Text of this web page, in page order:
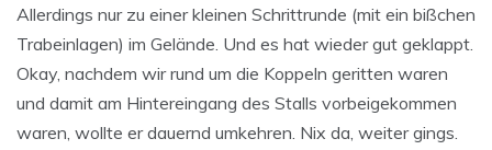
Allerdings nur zu einer kleinen Schrittrunde (mit ein bißchen
Trabeinlagen) im Gelände. Und es hat wieder gut geklappt.
Okay, nachdem wir rund um die Koppeln geritten waren
und damit am Hintereingang des Stalls vorbeigekommen
waren, wollte er dauernd umkehren. Nix da, weiter gings.